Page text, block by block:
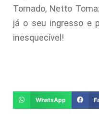
Tornado, Netto
já o seu ingresso e
inesquecível!
WhatsApp